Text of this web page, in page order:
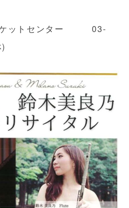
ケットセンター 03-